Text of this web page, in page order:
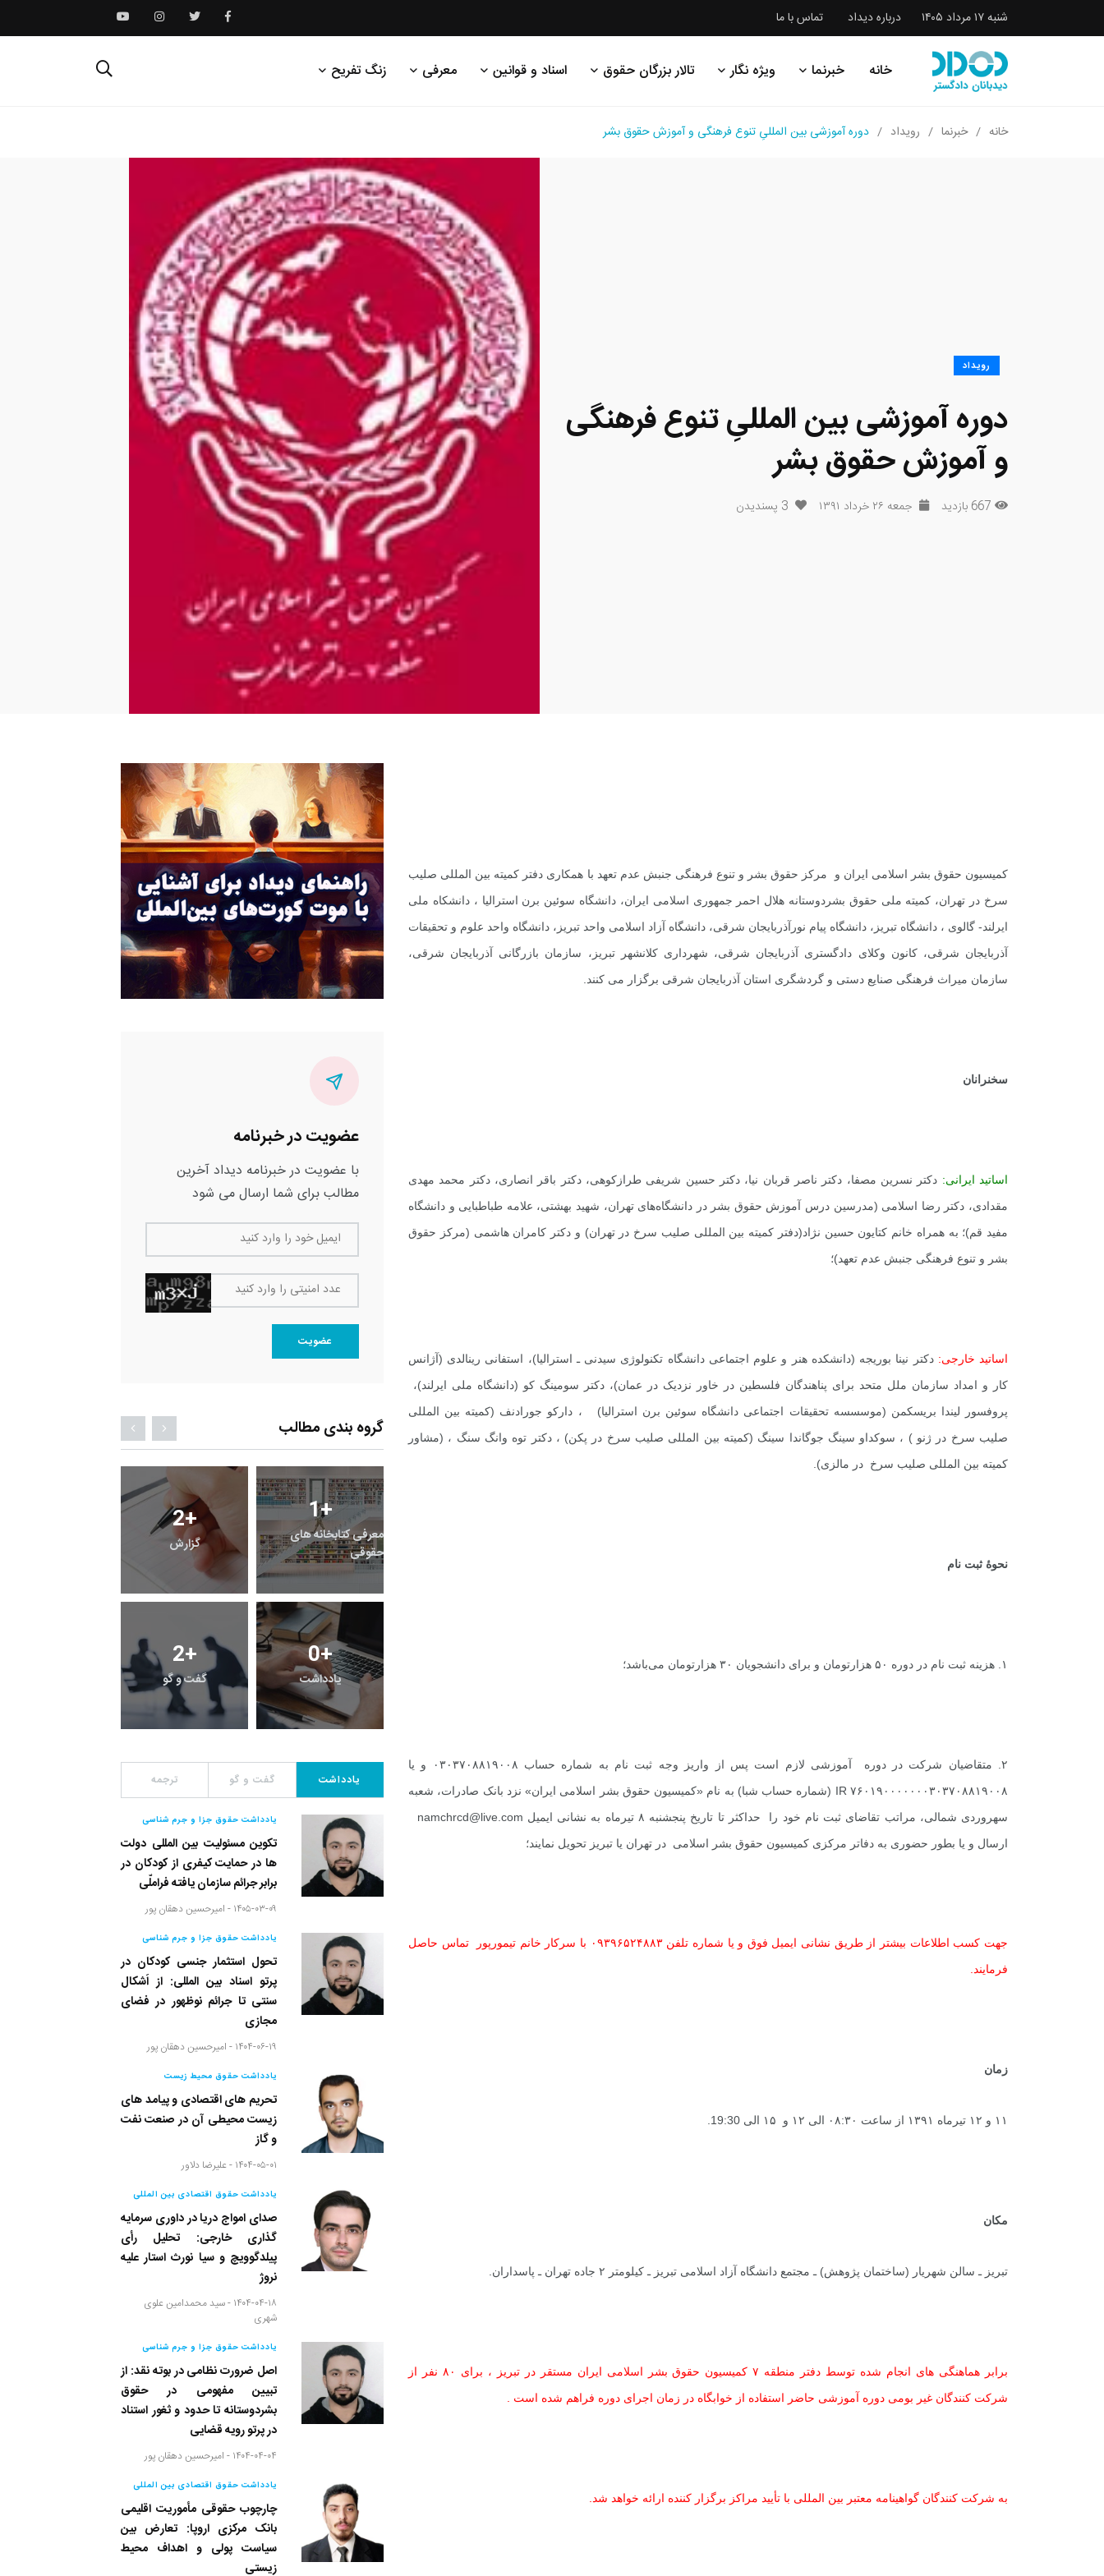
شنبه ۱۷ مرداد ۱۴۰۵ درباره دیداد تماس با ما
خانه خبرنما ویژه نگار تالار بزرگان حقوق اسناد و قوانین معرفی زنگ تفریح
خانه خبرنما رویداد دوره آموزشی بین المللیِ تنوع فرهنگی و آموزش حقوق بشر
رویداد
دوره آموزشی بین المللیِ تنوع فرهنگی
و آموزش حقوق بشر
667 بازدید جمعه ۲۶ خرداد ۱۳۹۱ 3 پسندیدن
کمیسیون حقوق بشر اسلامی ایران و مرکز حقوق بشر و تنوع فرهنگی جنبش عدم تعهد با همکاری دفتر کمیته بین المللی صلیب
سرخ در تهران، کمیته ملی حقوق بشردوستانه هلال احمر جمهوری اسلامی ایران، دانشگاه سوئین برن استرالیا ، دانشکاه ملی
ایرلند- گالوی ، دانشگاه تبریز، دانشگاه پیام نورآذربایجان شرقی، دانشگاه آزاد اسلامی واحد تبریز، دانشگاه واحد علوم و تحقیقات
آذربایجان شرقی، کانون وکلای دادگستری آذربایجان شرقی، شهرداری کلانشهر تبریز، سازمان بازرگانی آذربایجان شرقی،
سازمان میراث فرهنگی صنایع دستی و گردشگری استان آذربایجان شرقی برگزار می کنند.
سخنرانان
اساتید ایرانی: دکتر نسرین مصفا، دکتر ناصر قربان نیا، دکتر حسین شریفی طرازکوهی، دکتر باقر انصاری، دکتر محمد مهدی
مقدادی، دکتر رضا اسلامی (مدرسین درس آموزش حقوق بشر در دانشگاه‌های تهران، شهید بهشتی، علامه طباطبایی و دانشگاه
مفید قم)؛ به همراه خانم کتایون حسین نژاد(دفتر کمیته بین المللی صلیب سرخ در تهران) و دکتر کامران هاشمی (مرکز حقوق
بشر و تنوع فرهنگی جنبش عدم تعهد)؛
اساتید خارجی: دکتر نینا بوریجه (دانشکده هنر و علوم اجتماعی دانشگاه تکنولوژی سیدنی ـ استرالیا)، استفانی رینالدی (آژانس
کار و امداد سازمان ملل متحد برای پناهندگان فلسطین در خاور نزدیک در عمان)، دکتر سومینگ کو (دانشگاه ملی ایرلند)،
پروفسور لیندا بریسکمن (موسسسه تحقیقات اجتماعی دانشگاه سوئین برن استرالیا) ، دارکو جورادنف (کمیته بین المللی
صلیب سرخ در ژنو ) ، سوکداو سینگ جوگاندا سینگ (کمیته بین المللی صلیب سرخ در پکن) ، دکتر توه وانگ سنگ ، (مشاور
کمیته بین المللی صلیب سرخ در مالزی).
نحوۀ ثبت نام
۱. هزینه ثبت نام در دوره ۵۰ هزارتومان و برای دانشجویان ۳۰ هزارتومان می‌باشد؛
۲. متقاضیان شرکت در دوره آموزشی لازم است پس از واریز وجه ثبت نام به شماره حساب ۰۳۰۳۷۰۸۸۱۹۰۰۸ و یا
۷۶۰۱۹۰۰۰۰۰۰۰۳۰۳۷۰۸۸۱۹۰۰۸ IR (شماره حساب شبا) به نام «کمیسیون حقوق بشر اسلامی ایران» نزد بانک صادرات، شعبه
سهروردی شمالی، مراتب تقاضای ثبت نام خود را حداکثر تا تاریخ پنجشنبه ۸ تیرماه به نشانی ایمیل
namchrcd@live.com
ارسال و یا بطور حضوری به دفاتر مرکزی کمیسیون حقوق بشر اسلامی در تهران یا تبریز تحویل نمایند؛
جهت کسب اطلاعات بیشتر از طریق نشانی ایمیل فوق و یا شماره تلفن ۰۹۳۹۶۵۲۴۸۸۳ با سرکار خانم تیمورپور تماس حاصل
فرمایند.
زمان
۱۱ و ۱۲ تیرماه ۱۳۹۱ از ساعت ۰۸:۳۰ الی ۱۲ و ۱۵ الی 19:30.
مکان
تبریز ـ سالن شهریار (ساختمان پژوهش) ـ مجتمع دانشگاه آزاد اسلامی تبریز ـ کیلومتر ۲ جاده تهران ـ پاسداران.
برابر هماهنگی های انجام شده توسط دفتر منطقه ۷ کمیسیون حقوق بشر اسلامی ایران مستقر در تبریز ، برای ۸۰ نفر از
شرکت کنندگان غیر بومی دوره آموزشی حاضر استفاده از خوابگاه در زمان اجرای دوره فراهم شده است .
به شرکت کنندگان گواهینامه معتبر بین المللی با تأیید مراکز برگزار کننده ارائه خواهد شد.
عضویت در خبرنامه
با عضویت در خبرنامه دیداد آخرین
مطالب برای شما ارسال می شود
ایمیل خود را وارد کنید
عدد امنیتی را وارد کنید
عضویت
گروه بندی مطالب
1+
معرفی کتابخانه های
حقوقی
0 +
یادداشت
19+
خبر
13+
فراخوان مقاله
3+ 2+ 0
یادداشت گفت و گو ترجمه
یادداشت حقوق جزا و جرم شناسی
تکوین مسئولیت بین المللی دولت
ها در حمایت کیفری از کودکان در
برابر جرائم سازمان یافته فراملّی
۱۴۰۵-۰۳-۰۹ - امیرحسین دهقان پور
یادداشت حقوق جزا و جرم شناسی
تحول استثمار جنسی کودکان در
پرتو اسناد بین المللی: از اَشکال
سنتی تا جرائم نوظهور در فضای
مجازی
۱۴۰۴-۰۶-۱۹ - امیرحسین دهقان پور
یادداشت حقوق محیط زیست
تحریم های اقتصادی و پیامد های
زیست محیطی آن در صنعت نفت
و گاز
۱۴۰۴-۰۵-۰۱ - علیرضا دلاور
یادداشت حقوق اقتصادی بین المللی
صدای امواج دریا در داوری سرمایه
گذاری خارجی: تحلیل رأی
پیلدگوویچ و سیا نورث استار علیه
نروژ
۱۴۰۴-۰۴-۱۸ - سید محمدامین علوی
شهری
یادداشت حقوق جزا و جرم شناسی
اصل ضرورت نظامی در بوته نقد: از
تبیین مفهومی در حقوق
بشردوستانه تا حدود و ثغور استناد
در پرتو رویه قضایی
۱۴۰۴-۰۴-۰۴ - امیرحسین دهقان پور
یادداشت حقوق اقتصادی بین المللی
چارچوب حقوقی مأموریت اقلیمی
بانک مرکزی اروپا: تعارض بین
سیاست پولی و اهداف محیط
زیستی